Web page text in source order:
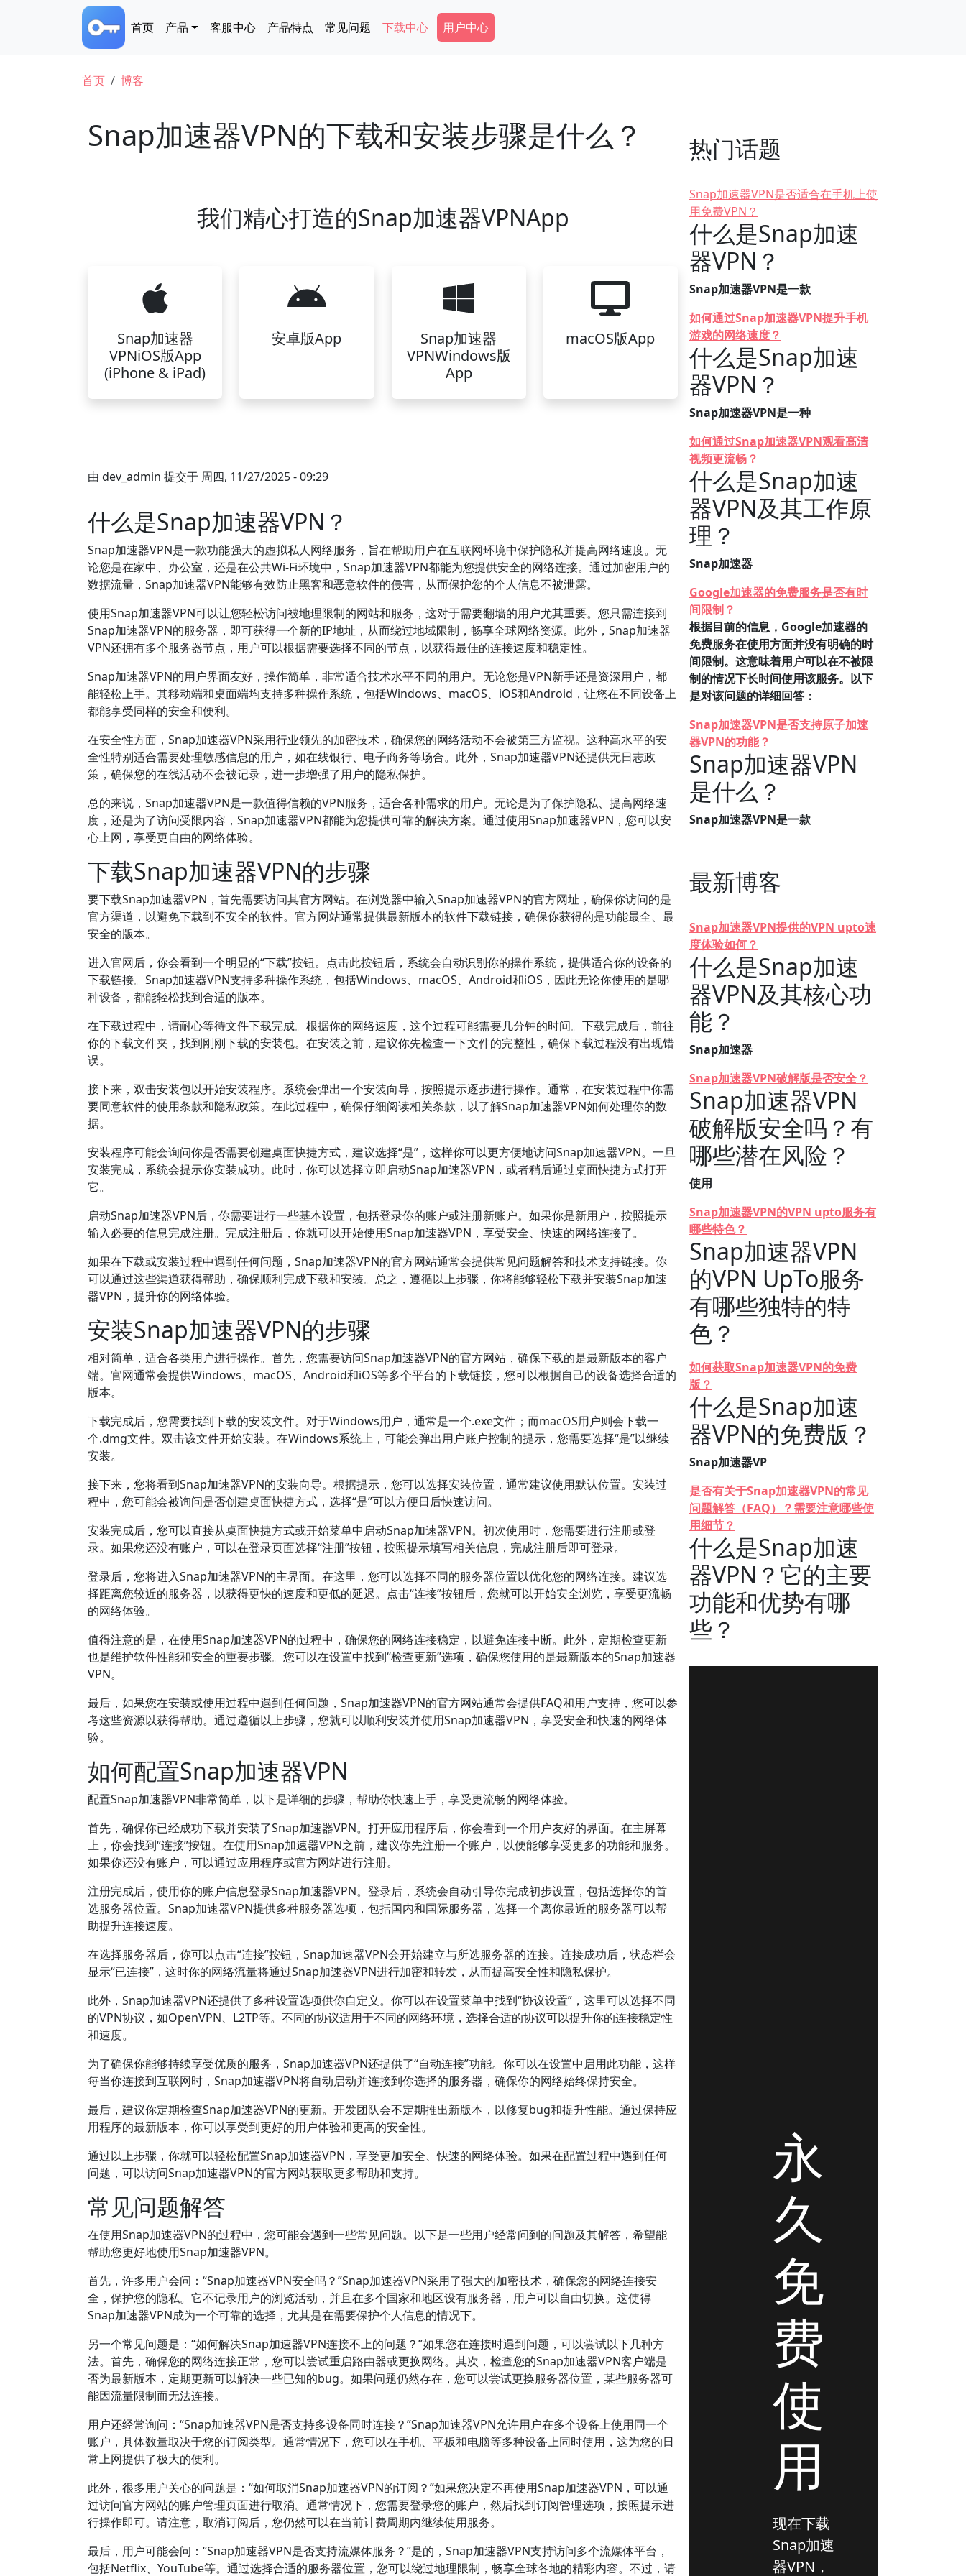
Main navigation
首页 产品 客服中心 产品特点 常见问题 下载中心 Secondary Menu
用户中心
面包屑
首页 博客
Snap加速器VPN的下载和安装步骤是什么？
我们精心打造的Snap加速器VPNApp
Snap加速器
VPNiOS版App
(iPhone & iPad)
安卓版App
Snap加速器
VPNWindows版
App
macOS版App
由 dev_admin 提交于 周四, 11/27/2025 - 09:29
什么是Snap加速器VPN？
Snap加速器VPN是一款功能强大的虚拟私人网络服务，旨在帮助用户在互联网环境中保护隐私并提高网络速度。无
论您是在家中、办公室，还是在公共Wi-Fi环境中，Snap加速器VPN都能为您提供安全的网络连接。通过加密用户的
数据流量，Snap加速器VPN能够有效防止黑客和恶意软件的侵害，从而保护您的个人信息不被泄露。
使用Snap加速器VPN可以让您轻松访问被地理限制的网站和服务，这对于需要翻墙的用户尤其重要。您只需连接到
Snap加速器VPN的服务器，即可获得一个新的IP地址，从而绕过地域限制，畅享全球网络资源。此外，Snap加速器
VPN还拥有多个服务器节点，用户可以根据需要选择不同的节点，以获得最佳的连接速度和稳定性。
Snap加速器VPN的用户界面友好，操作简单，非常适合技术水平不同的用户。无论您是VPN新手还是资深用户，都
能轻松上手。其移动端和桌面端均支持多种操作系统，包括Windows、macOS、iOS和Android，让您在不同设备上
都能享受同样的安全和便利。
在安全性方面，Snap加速器VPN采用行业领先的加密技术，确保您的网络活动不会被第三方监视。这种高水平的安
全性特别适合需要处理敏感信息的用户，如在线银行、电子商务等场合。此外，Snap加速器VPN还提供无日志政
策，确保您的在线活动不会被记录，进一步增强了用户的隐私保护。
总的来说，Snap加速器VPN是一款值得信赖的VPN服务，适合各种需求的用户。无论是为了保护隐私、提高网络速
度，还是为了访问受限内容，Snap加速器VPN都能为您提供可靠的解决方案。通过使用Snap加速器VPN，您可以安
心上网，享受更自由的网络体验。
下载Snap加速器VPN的步骤
要下载Snap加速器VPN，首先需要访问其官方网站。在浏览器中输入Snap加速器VPN的官方网址，确保你访问的是
官方渠道，以避免下载到不安全的软件。官方网站通常提供最新版本的软件下载链接，确保你获得的是功能最全、最
安全的版本。
进入官网后，你会看到一个明显的“下载”按钮。点击此按钮后，系统会自动识别你的操作系统，提供适合你的设备的
下载链接。Snap加速器VPN支持多种操作系统，包括Windows、macOS、Android和iOS，因此无论你使用的是哪
种设备，都能轻松找到合适的版本。
在下载过程中，请耐心等待文件下载完成。根据你的网络速度，这个过程可能需要几分钟的时间。下载完成后，前往
你的下载文件夹，找到刚刚下载的安装包。在安装之前，建议你先检查一下文件的完整性，确保下载过程没有出现错
误。
接下来，双击安装包以开始安装程序。系统会弹出一个安装向导，按照提示逐步进行操作。通常，在安装过程中你需
要同意软件的使用条款和隐私政策。在此过程中，确保仔细阅读相关条款，以了解Snap加速器VPN如何处理你的数
据。
安装程序可能会询问你是否需要创建桌面快捷方式，建议选择“是”，这样你可以更方便地访问Snap加速器VPN。一旦
安装完成，系统会提示你安装成功。此时，你可以选择立即启动Snap加速器VPN，或者稍后通过桌面快捷方式打开
它。
启动Snap加速器VPN后，你需要进行一些基本设置，包括登录你的账户或注册新账户。如果你是新用户，按照提示
输入必要的信息完成注册。完成注册后，你就可以开始使用Snap加速器VPN，享受安全、快速的网络连接了。
如果在下载或安装过程中遇到任何问题，Snap加速器VPN的官方网站通常会提供常见问题解答和技术支持链接。你
可以通过这些渠道获得帮助，确保顺利完成下载和安装。总之，遵循以上步骤，你将能够轻松下载并安装Snap加速
器VPN，提升你的网络体验。
安装Snap加速器VPN的步骤
相对简单，适合各类用户进行操作。首先，您需要访问Snap加速器VPN的官方网站，确保下载的是最新版本的客户
端。官网通常会提供Windows、macOS、Android和iOS等多个平台的下载链接，您可以根据自己的设备选择合适的
版本。
下载完成后，您需要找到下载的安装文件。对于Windows用户，通常是一个.exe文件；而macOS用户则会下载一
个.dmg文件。双击该文件开始安装。在Windows系统上，可能会弹出用户账户控制的提示，您需要选择“是”以继续
安装。
接下来，您将看到Snap加速器VPN的安装向导。根据提示，您可以选择安装位置，通常建议使用默认位置。安装过
程中，您可能会被询问是否创建桌面快捷方式，选择“是”可以方便日后快速访问。
安装完成后，您可以直接从桌面快捷方式或开始菜单中启动Snap加速器VPN。初次使用时，您需要进行注册或登
录。如果您还没有账户，可以在登录页面选择“注册”按钮，按照提示填写相关信息，完成注册后即可登录。
登录后，您将进入Snap加速器VPN的主界面。在这里，您可以选择不同的服务器位置以优化您的网络连接。建议选
择距离您较近的服务器，以获得更快的速度和更低的延迟。点击“连接”按钮后，您就可以开始安全浏览，享受更流畅
的网络体验。
值得注意的是，在使用Snap加速器VPN的过程中，确保您的网络连接稳定，以避免连接中断。此外，定期检查更新
也是维护软件性能和安全的重要步骤。您可以在设置中找到“检查更新”选项，确保您使用的是最新版本的Snap加速器
VPN。
最后，如果您在安装或使用过程中遇到任何问题，Snap加速器VPN的官方网站通常会提供FAQ和用户支持，您可以参
考这些资源以获得帮助。通过遵循以上步骤，您就可以顺利安装并使用Snap加速器VPN，享受安全和快速的网络体
验。
如何配置Snap加速器VPN
配置Snap加速器VPN非常简单，以下是详细的步骤，帮助你快速上手，享受更流畅的网络体验。
首先，确保你已经成功下载并安装了Snap加速器VPN。打开应用程序后，你会看到一个用户友好的界面。在主屏幕
上，你会找到“连接”按钮。在使用Snap加速器VPN之前，建议你先注册一个账户，以便能够享受更多的功能和服务。
如果你还没有账户，可以通过应用程序或官方网站进行注册。
注册完成后，使用你的账户信息登录Snap加速器VPN。登录后，系统会自动引导你完成初步设置，包括选择你的首
选服务器位置。Snap加速器VPN提供多种服务器选项，包括国内和国际服务器，选择一个离你最近的服务器可以帮
助提升连接速度。
在选择服务器后，你可以点击“连接”按钮，Snap加速器VPN会开始建立与所选服务器的连接。连接成功后，状态栏会
显示“已连接”，这时你的网络流量将通过Snap加速器VPN进行加密和转发，从而提高安全性和隐私保护。
此外，Snap加速器VPN还提供了多种设置选项供你自定义。你可以在设置菜单中找到“协议设置”，这里可以选择不同
的VPN协议，如OpenVPN、L2TP等。不同的协议适用于不同的网络环境，选择合适的协议可以提升你的连接稳定性
和速度。
为了确保你能够持续享受优质的服务，Snap加速器VPN还提供了“自动连接”功能。你可以在设置中启用此功能，这样
每当你连接到互联网时，Snap加速器VPN将自动启动并连接到你选择的服务器，确保你的网络始终保持安全。
最后，建议你定期检查Snap加速器VPN的更新。开发团队会不定期推出新版本，以修复bug和提升性能。通过保持应
用程序的最新版本，你可以享受到更好的用户体验和更高的安全性。
通过以上步骤，你就可以轻松配置Snap加速器VPN，享受更加安全、快速的网络体验。如果在配置过程中遇到任何
问题，可以访问Snap加速器VPN的官方网站获取更多帮助和支持。
常见问题解答
在使用Snap加速器VPN的过程中，您可能会遇到一些常见问题。以下是一些用户经常问到的问题及其解答，希望能
帮助您更好地使用Snap加速器VPN。
首先，许多用户会问：“Snap加速器VPN安全吗？”Snap加速器VPN采用了强大的加密技术，确保您的网络连接安
全，保护您的隐私。它不记录用户的浏览活动，并且在多个国家和地区设有服务器，用户可以自由切换。这使得
Snap加速器VPN成为一个可靠的选择，尤其是在需要保护个人信息的情况下。
另一个常见问题是：“如何解决Snap加速器VPN连接不上的问题？”如果您在连接时遇到问题，可以尝试以下几种方
法。首先，确保您的网络连接正常，您可以尝试重启路由器或更换网络。其次，检查您的Snap加速器VPN客户端是
否为最新版本，定期更新可以解决一些已知的bug。如果问题仍然存在，您可以尝试更换服务器位置，某些服务器可
能因流量限制而无法连接。
用户还经常询问：“Snap加速器VPN是否支持多设备同时连接？”Snap加速器VPN允许用户在多个设备上使用同一个
账户，具体数量取决于您的订阅类型。通常情况下，您可以在手机、平板和电脑等多种设备上同时使用，这为您的日
常上网提供了极大的便利。
此外，很多用户关心的问题是：“如何取消Snap加速器VPN的订阅？”如果您决定不再使用Snap加速器VPN，可以通
过访问官方网站的账户管理页面进行取消。通常情况下，您需要登录您的账户，然后找到订阅管理选项，按照提示进
行操作即可。请注意，取消订阅后，您仍然可以在当前计费周期内继续使用服务。
最后，用户可能会问：“Snap加速器VPN是否支持流媒体服务？”是的，Snap加速器VPN支持访问多个流媒体平台，
包括Netflix、YouTube等。通过选择合适的服务器位置，您可以绕过地理限制，畅享全球各地的精彩内容。不过，请
热门话题
Snap加速器VPN是否适合在手机上使
用免费VPN？
什么是Snap加速
器VPN？
Snap加速器VPN是一款
如何通过Snap加速器VPN提升手机
游戏的网络速度？
什么是Snap加速
器VPN？
Snap加速器VPN是一种
如何通过Snap加速器VPN观看高清
视频更流畅？
什么是Snap加速
器VPN及其工作原
理？
Snap加速器
Google加速器的免费服务是否有时
间限制？
根据目前的信息，Google加速器的
免费服务在使用方面并没有明确的时
间限制。这意味着用户可以在不被限
制的情况下长时间使用该服务。以下
是对该问题的详细回答：
Snap加速器VPN是否支持原子加速
器VPN的功能？
Snap加速器VPN
是什么？
Snap加速器VPN是一款
最新博客
Snap加速器VPN提供的VPN upto速
度体验如何？
什么是Snap加速
器VPN及其核心功
能？
Snap加速器
Snap加速器VPN破解版是否安全？
Snap加速器VPN
破解版安全吗？有
哪些潜在风险？
使用
Snap加速器VPN的VPN upto服务有
哪些特色？
Snap加速器VPN
的VPN UpTo服务
有哪些独特的特
色？
如何获取Snap加速器VPN的免费
版？
什么是Snap加速
器VPN的免费版？
Snap加速器VP
是否有关于Snap加速器VPN的常见
问题解答（FAQ）？需要注意哪些使
用细节？
什么是Snap加速
器VPN？它的主要
功能和优势有哪
些？
永
久
免
费
使
用
现在下载
Snap加速
器VPN，